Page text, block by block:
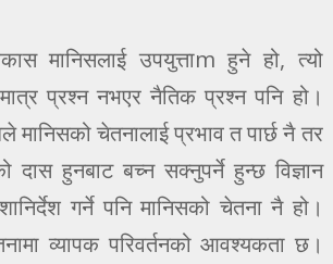
मानिसलाई उपयुत्ताm हुने हो, त्यो
प्रश्न नभएर नैतिक प्रश्न पनि हो।
मानिसको चेतनालाई प्रभाव त पार्छ नै तर
दास हुनबाट बच्न सक्नुपर्ने हुन्छ विज्ञान
गर्ने पनि मानिसको चेतना नै हो।
व्यापक परिवर्तनको आवश्यकता छ।